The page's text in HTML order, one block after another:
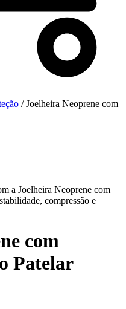
/ Joelheira Neoprene com
a Joelheira Neoprene com
compressão e
com
Patelar